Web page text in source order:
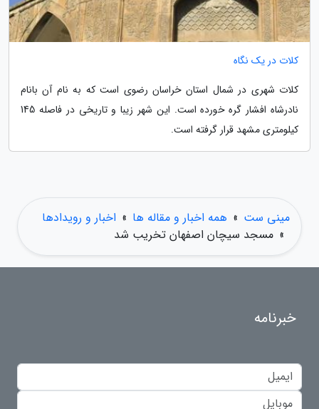
کلات در یک نگاه
کلات شهری در شمال استان خراسان رضوی است که به نام آن بانام
نادرشاه افشار گره خورده است. این شهر زیبا و تاریخی در فاصله 145
کیلومتری مشهد قرار گرفته است.
مینی ست » همه اخبار و مقاله ها » اخبار و رویدادها
» مسجد سیچان اصفهان تخریب شد
خبرنامه